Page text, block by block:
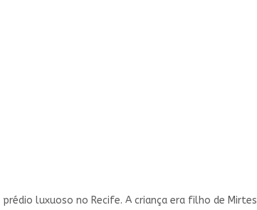
luxuoso no Recife. A criança era filho de